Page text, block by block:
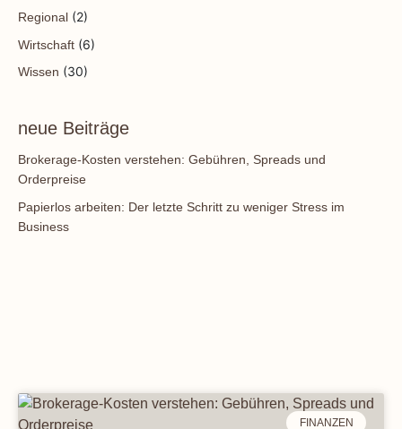
Regional (2)
Wirtschaft (6)
Wissen (30)
neue Beiträge
Brokerage-Kosten verstehen: Gebühren, Spreads und
Orderpreise
Papierlos arbeiten: Der letzte Schritt zu weniger Stress im
Business
FINANZEN